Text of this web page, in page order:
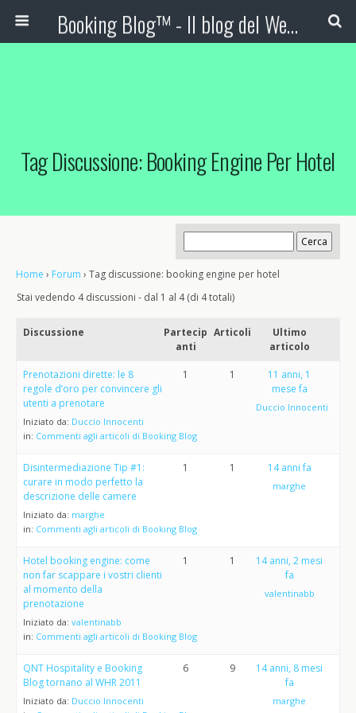
Booking Blog™ - Il blog del Web Marketing Turistico
Tag Discussione: Booking Engine Per Hotel
Home › Forum › Tag discussione: booking engine per hotel
Stai vedendo 4 discussioni - dal 1 al 4 (di 4 totali)
Discussione
Partecip
anti
Articoli
Ultimo
articolo
Prenotazioni dirette: le 8
regole d’oro per convincere gli
utenti a prenotare
Iniziato da: Duccio Innocenti
in: Commenti agli articoli di Booking Blog
1 1
11 anni, 1
mese fa
Duccio Innocenti
Disintermediazione Tip #1:
curare in modo perfetto la
descrizione delle camere
Iniziato da: marghe
in: Commenti agli articoli di Booking Blog
1 1 14 anni fa
marghe
Hotel booking engine: come
non far scappare i vostri clienti
al momento della
prenotazione
Iniziato da: valentinabb
in: Commenti agli articoli di Booking Blog
1 1
14 anni, 2 mesi
fa
valentinabb
QNT Hospitality e Booking
Blog tornano al WHR 2011
Iniziato da: Duccio Innocenti
6 9
14 anni, 8 mesi
fa
marghe